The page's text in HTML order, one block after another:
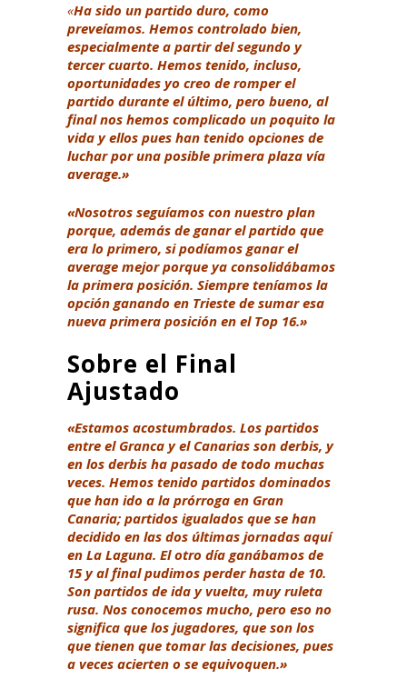
«Ha sido un partido duro, como
preveíamos. Hemos controlado bien,
especialmente a partir del segundo y
tercer cuarto. Hemos tenido, incluso,
oportunidades yo creo de romper el
partido durante el último, pero bueno, al
final nos hemos complicado un poquito la
vida y ellos pues han tenido opciones de
luchar por una posible primera plaza vía
average.»
«Nosotros seguíamos con nuestro plan
porque, además de ganar el partido que
era lo primero, si podíamos ganar el
average mejor porque ya consolidábamos
la primera posición. Siempre teníamos la
opción ganando en Trieste de sumar esa
nueva primera posición en el Top 16.»
Sobre el Final
Ajustado
«Estamos acostumbrados. Los partidos
entre el Granca y el Canarias son derbis, y
en los derbis ha pasado de todo muchas
veces. Hemos tenido partidos dominados
que han ido a la prórroga en Gran
Canaria; partidos igualados que se han
decidido en las dos últimas jornadas aquí
en La Laguna. El otro día ganábamos de
15 y al final pudimos perder hasta de 10.
Son partidos de ida y vuelta, muy ruleta
rusa. Nos conocemos mucho, pero eso no
significa que los jugadores, que son los
que tienen que tomar las decisiones, pues
a veces acierten o se equivoquen.»